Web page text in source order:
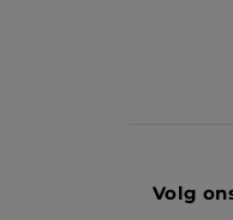
Volg